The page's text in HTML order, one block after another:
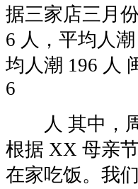
据三家店三月
6 人，平均人
均人潮 196 人
6
人 其中，周
根据 XX 母亲
在家吃饭。我